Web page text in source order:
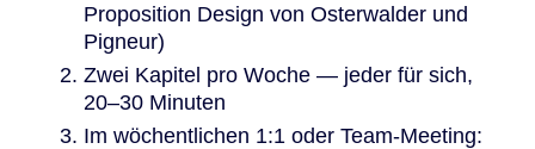
Proposition Design von Osterwalder und
Pigneur)
Zwei Kapitel pro Woche — jeder für sich,
20–30 Minuten
Im wöchentlichen 1:1 oder Team-Meeting: